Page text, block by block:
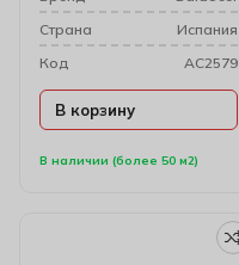
В наличии (более 50 м2)
Cтрана
Испания
Код
AC2579
В корзину